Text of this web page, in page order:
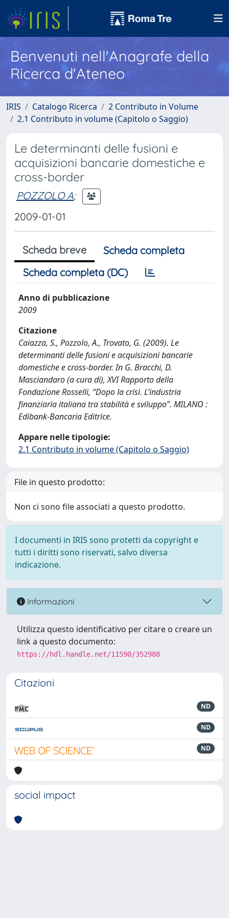
Benvenuti nell'Anagrafe della
Ricerca d'Ateneo
IRIS Catalogo Ricerca
2 Contributo in Volume
2.1 Contributo in volume (Capitolo o Saggio)
Le determinanti delle fusioni e
acquisizioni bancarie domestiche e
cross-border
POZZOLO A;
2009-01-01
Scheda breve
Scheda completa
Scheda completa (DC)
Anno di pubblicazione
2009
Citazione
Caiazza, S., Pozzolo, A., Trovato, G. (2009). Le
determinanti delle fusioni e acquisizioni bancarie
domestiche e cross-border. In G. Bracchi, D.
Masciandaro (a cura di), XVI Rapporto della
Fondazione Rosselli, “Dopo la crisi. L’industria
finanziaria italiana tra stabilità e sviluppo”. MILANO :
Edibank-Bancaria Editrice.
Appare nelle tipologie:
2.1 Contributo in volume (Capitolo o Saggio)
File in questo prodotto:
Non ci sono file associati a questo prodotto.
I documenti in IRIS sono protetti da copyright e
tutti i diritti sono riservati, salvo diversa
indicazione.
Informazioni
Utilizza questo identificativo per citare o creare un
link a questo documento:
https://hdl.handle.net/11590/352988
Citazioni
ND
ND
ND
social impact